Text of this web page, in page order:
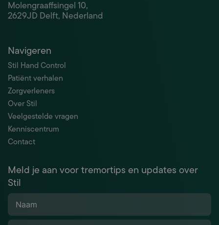
Molengraaffsingel 10,
2629JD Delft, Nederland
Navigeren
Stil Hand Control
Patiënt verhalen
Zorgverleners
Over Stil
Veelgestelde vragen
Kenniscentrum
Contact
Meld je aan voor tremortips en updates over
Stil
Naam